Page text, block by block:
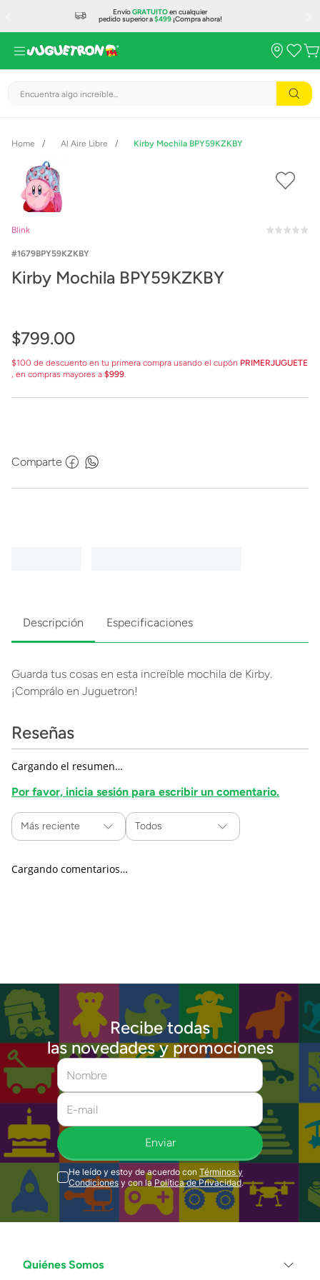
EnvíoGRATUITOen cualquier
pedido superior a$499¡Compra ahora!
Encuentra algo increíble...
Al Aire Libre Kirby Mochila BPY59KZKBY
Blink
1679BPY59KZKBY
Kirby Mochila BPY59KZKBY
$799.00
$100 de descuento en tu primera compra usando el cupón PRIMERJUGUETE
, en compras mayores a $999.
Comparte
Descripción Especificaciones
Guarda tus cosas en esta increíble mochila de Kirby.
¡Comprálo en Juguetron!
Reseñas
Cargando el resumen…
Por favor, inicia sesión para escribir un comentario.
Más reciente Todos
Cargando comentarios…
Recibe todas
las novedades y promociones
Enviar
He leído y estoy de acuerdo con Términos y
Condiciones y con la Política de Privacidad.
Quiénes Somos